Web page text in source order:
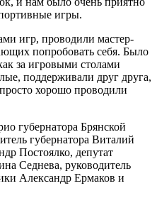
игры.
игр, проводили мастер-
попробовать себя. Было
за игровыми столами
поддерживали друг друга,
хорошо проводили
губернатора Брянской
губернатора Виталий
Постоялко, депутат
Седнева, руководитель
Александр Ермаков и